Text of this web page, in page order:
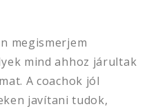
megismerjem
mind ahhoz járultak
A coachok jól
javítani tudok,